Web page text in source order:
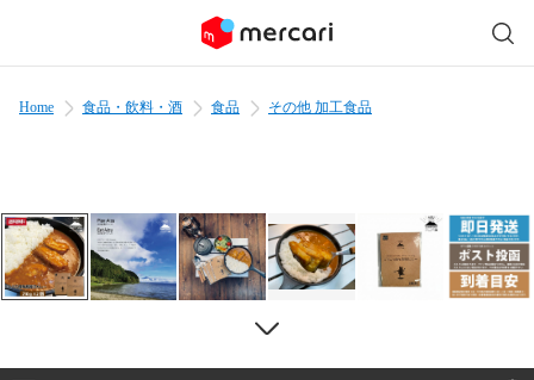
Home 食品・飲料・酒 食品 その他 加工食品